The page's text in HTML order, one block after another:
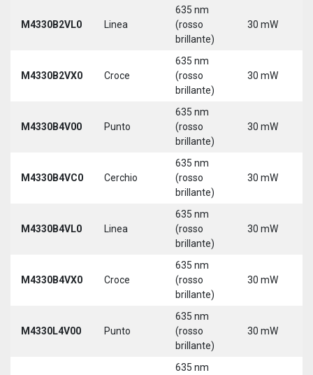
M4330B2VL0 Linea
635 nm
(rosso
brillante)
30 mW
M4330B2VX0 Croce
635 nm
(rosso
brillante)
30 mW
M4330B4V00 Punto
635 nm
(rosso
brillante)
30 mW
M4330B4VC0 Cerchio
635 nm
(rosso
brillante)
30 mW
M4330B4VL0 Linea
635 nm
(rosso
brillante)
30 mW
M4330B4VX0 Croce
635 nm
(rosso
brillante)
30 mW
M4330L4V00 Punto
635 nm
(rosso
brillante)
30 mW
635 nm